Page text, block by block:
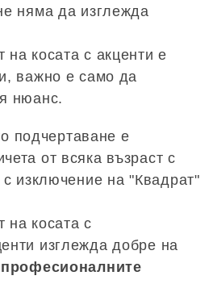
няма да изглежда
косата с акценти е
важно е само да
нюанс.
подчертаване е
от всяка възраст с
изключение на "Квадрат"
на косата с
изглежда добре на
професионалните